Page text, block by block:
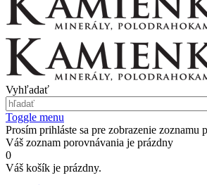
Vyhľadať
Toggle menu
Prosím prihláste sa pre zobrazenie zoznamu
Váš zoznam porovnávania je prázdny
0
Váš košík je prázdny.